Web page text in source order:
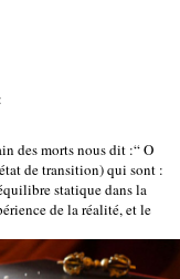
des morts nous dit :“ O
de transition) qui sont :
statique dans la
de la réalité, et le